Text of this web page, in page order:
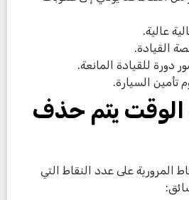
عالية.
القيادة.
دورة للقيادة المانعة.
تأمين السيارة.
يتم حذف
المرورية على عدد النقاط التي